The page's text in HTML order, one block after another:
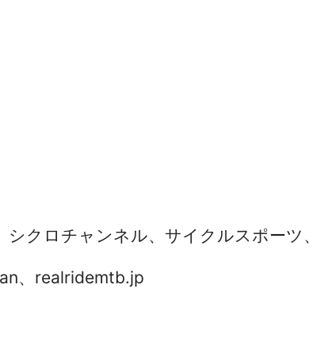
クロチャンネル、サイクルスポーツ、
、realridemtb.jp